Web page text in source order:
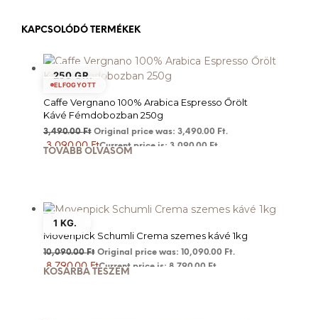
KAPCSOLÓDÓ TERMÉKEK
250 GR.
ELFOGYOTT
Caffe Vergnano 100% Arabica Espresso Őrölt
Kávé Fémdobozban 250g
3,490.00Ft Original price was: 3,490.00 Ft.
3,090.00FtCurrent price is: 3,090.00 Ft.
TOVÁBB OLVASOM
1 KG.
Movenpick Schumli Crema szemes kávé 1kg
10,090.00Ft Original price was: 10,090.00 Ft.
8,790.00 FtCurrent price is: 8,790.00 Ft.
KOSÁRBA TESZEM